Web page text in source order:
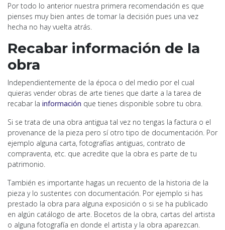
Por todo lo anterior nuestra primera recomendación es que
pienses muy bien antes de tomar la decisión pues una vez
hecha no hay vuelta atrás.
Recabar información de la
obra
Independientemente de la época o del medio por el cual
quieras vender obras de arte tienes que darte a la tarea de
recabar la información que tienes disponible sobre tu obra.
Si se trata de una obra antigua tal vez no tengas la factura o el
provenance de la pieza pero sí otro tipo de documentación. Por
ejemplo alguna carta, fotografías antiguas, contrato de
compraventa, etc. que acredite que la obra es parte de tu
patrimonio.
También es importante hagas un recuento de la historia de la
pieza y lo sustentes con documentación. Por ejemplo si has
prestado la obra para alguna exposición o si se ha publicado
en algún catálogo de arte. Bocetos de la obra, cartas del artista
o alguna fotografía en donde el artista y la obra aparezcan.